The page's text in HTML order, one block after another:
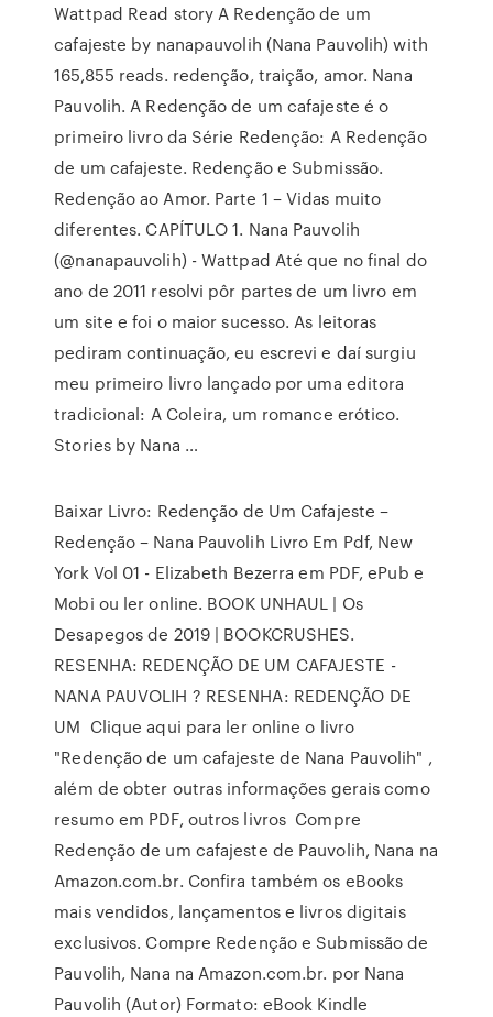
Wattpad Read story A Redenção de um
cafajeste by nanapauvolih (Nana Pauvolih) with
165,855 reads. redenção, traição, amor. Nana
Pauvolih. A Redenção de um cafajeste é o
primeiro livro da Série Redenção: A Redenção
de um cafajeste. Redenção e Submissão.
Redenção ao Amor. Parte 1 – Vidas muito
diferentes. CAPÍTULO 1. Nana Pauvolih
(@nanapauvolih) - Wattpad Até que no final do
ano de 2011 resolvi pôr partes de um livro em
um site e foi o maior sucesso. As leitoras
pediram continuação, eu escrevi e daí surgiu
meu primeiro livro lançado por uma editora
tradicional: A Coleira, um romance erótico.
Stories by Nana …
Baixar Livro: Redenção de Um Cafajeste –
Redenção – Nana Pauvolih Livro Em Pdf, New
York Vol 01 - Elizabeth Bezerra em PDF, ePub e
Mobi ou ler online. BOOK UNHAUL | Os
Desapegos de 2019 | BOOKCRUSHES.
RESENHA: REDENÇÃO DE UM CAFAJESTE -
NANA PAUVOLIH ? RESENHA: REDENÇÃO DE
UM Clique aqui para ler online o livro
"Redenção de um cafajeste de Nana Pauvolih" ,
além de obter outras informações gerais como
resumo em PDF, outros livros Compre
Redenção de um cafajeste de Pauvolih, Nana na
Amazon.com.br. Confira também os eBooks
mais vendidos, lançamentos e livros digitais
exclusivos. Compre Redenção e Submissão de
Pauvolih, Nana na Amazon.com.br. por Nana
Pauvolih (Autor) Formato: eBook Kindle